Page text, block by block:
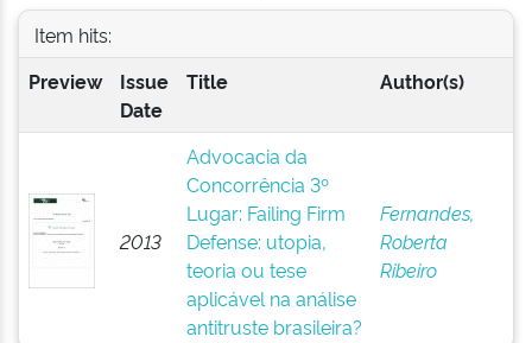
Item hits:
Preview
Issue
Date
Title Author(s)
2013
Advocacia da
Concorrência 3º
Lugar: Failing Firm
Defense: utopia,
teoria ou tese
aplicável na análise
antitruste brasileira?
Fernandes,
Roberta
Ribeiro